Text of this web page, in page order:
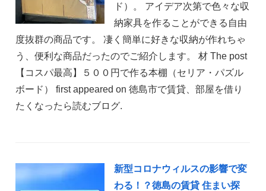
ド）。 アイデア次第で色々な収
納家具を作ることができる自由
度抜群の商品です。 凄く簡単に好きな収納が作れちゃ
う、便利な商品だったのでご紹介します。 材 The post
【コスパ最高】５００円で作る本棚（セリア・パズル
ボード） first appeared on 徳島市で賃貸、部屋を借り
たくなったら読むブログ.
新型コロナウィルスの影響で変
わる！？徳島の賃貸 住まい探